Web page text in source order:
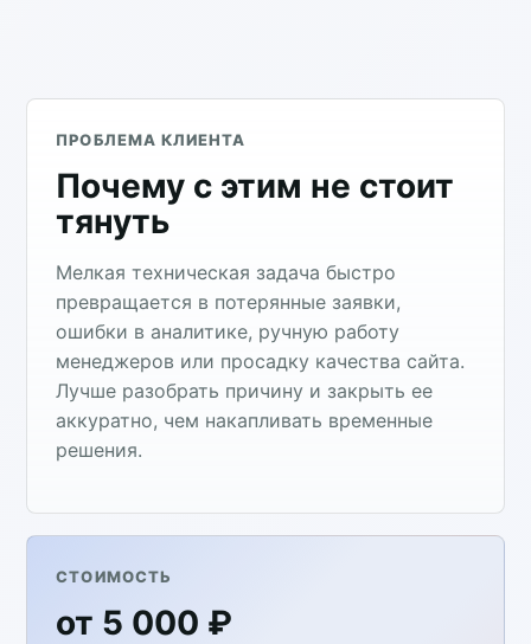
ПРОБЛЕМА КЛИЕНТА
Почему с этим не стоит
тянуть
Мелкая техническая задача быстро
превращается в потерянные заявки,
ошибки в аналитике, ручную работу
менеджеров или просадку качества сайта.
Лучше разобрать причину и закрыть ее
аккуратно, чем накапливать временные
решения.
СТОИМОСТЬ
от 5 000 ₽